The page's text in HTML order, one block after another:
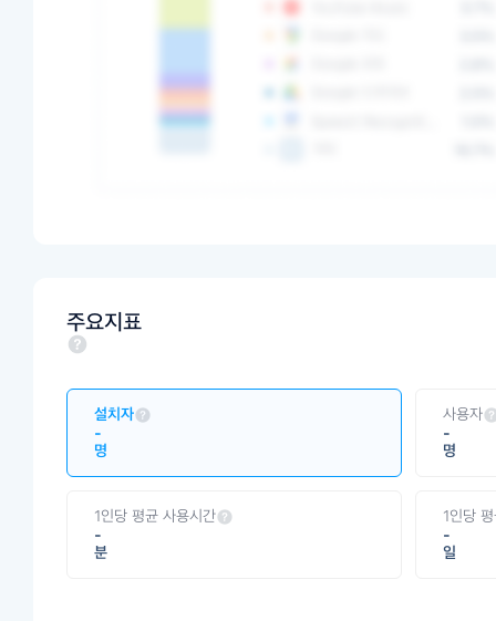
주요지표
설치자
-
명
사용자
-
명
1인당 평균 사용시간
-
분
1인당
-
일